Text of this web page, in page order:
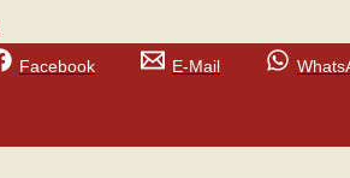
Facebook E-Mail